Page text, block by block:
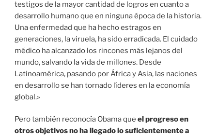
testigos de la mayor cantidad de logros en cuanto a
desarrollo humano que en ninguna época de la historia.
Una enfermedad que ha hecho estragos en
generaciones, la viruela, ha sido erradicada. El cuidado
médico ha alcanzado los rincones más lejanos del
mundo, salvando la vida de millones. Desde
Latinoamérica, pasando por África y Asia, las naciones
en desarrollo se han tornado líderes en la economía
global.»
Pero también reconocía Obama que el progreso en
otros objetivos no ha llegado lo suficientemente a